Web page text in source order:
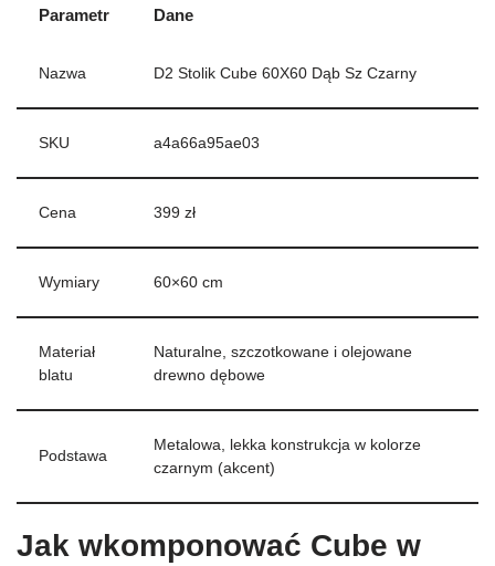
Parametr Dane
Nazwa D2 Stolik Cube 60X60 Dąb Sz Czarny
SKU a4a66a95ae03
Cena 399 zł
Wymiary 60×60 cm
Materiał
blatu
Naturalne, szczotkowane i olejowane
drewno dębowe
Podstawa
Metalowa, lekka konstrukcja w kolorze
czarnym (akcent)
Jak wkomponować Cube w